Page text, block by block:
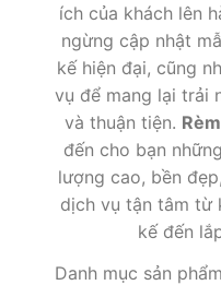
ích của khách lên
ngừng cập nhật
kế hiện đại, cũng
vụ để mang lại trải
và thuận tiện.
đến cho bạn
lượng cao, bền
dịch vụ tận tâm từ
kế đến
Danh mục sản